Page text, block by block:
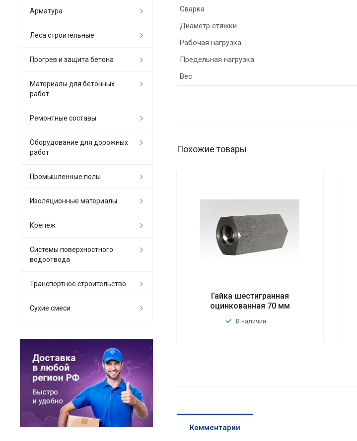
Сварка
Диаметр стяжки
Рабочая нагрузка
Предельная нагрузка
Вес
Похожие товары
Гайка шестигранная
оцинкованная 70 мм
В наличии
Комментарии
Арматура
Леса строительные
Прогрев и защита бетона
Материалы для бетонных
работ
Ремонтные составы
Оборудование для дорожных
работ
Промышленные полы
Изоляционные материалы
Крепеж
Системы поверхностного
водоотвода
Транспортное строительство
Сухие смеси